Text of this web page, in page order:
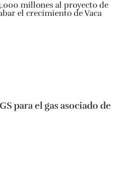
para el gas asociado de